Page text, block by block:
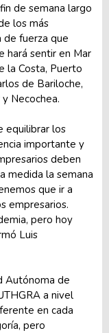
de semana largo
los más
de fuerza que
hará sentir en Mar
la Costa, Puerto
de Bariloche,
Necochea.
equilibrar los
importante y
deben
medida la semana
que ir a
empresarios.
pero hoy
Luis
Autónoma de
a nivel
en cada
pero